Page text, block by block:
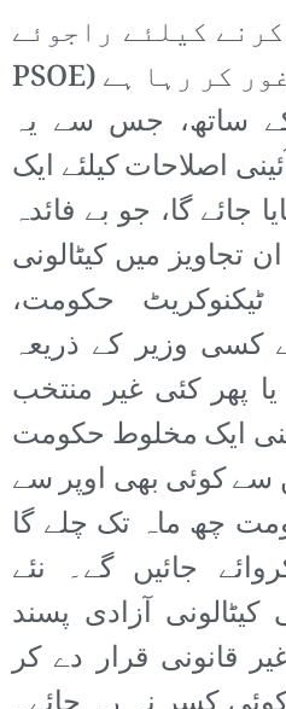
کو لاگو کرنے کیلئے راجوئے
مختلف تجاویز پر غور کر رہا ہے (PSOE
ساتھ، جس سے یہ
اصلاحات کیلئے ایک
جائے گا، جو بے فائدہ
تجاویز میں کیٹالونی
حکومت،
کسی وزیر کے ذریعہ
پھر کئی غیر منتخب
ایک مخلوط حکومت
سے کوئی بھی اوپر سے
چھ ماہ تک چلے گا
جائیں گے۔ نئے
کیٹالونی آزادی پسند
قانونی قرار دے کر